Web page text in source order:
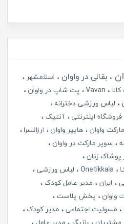
بقالی در واوان
اسلامشهر
Vavan
پت شاپ در واوان
لباس ورزشی دخترانه
فروشگاه اینترنتی
آنتیک
واوان هایپر واوان
ارزانسرا
سوپر مارکت در واوان
پوشاک زنان
Onetikkala
لباس ورزشی
ایران
مدیر عامل کودک
واوان
پخش پلاست
مسولیت اجتماعی
مدیر کودک